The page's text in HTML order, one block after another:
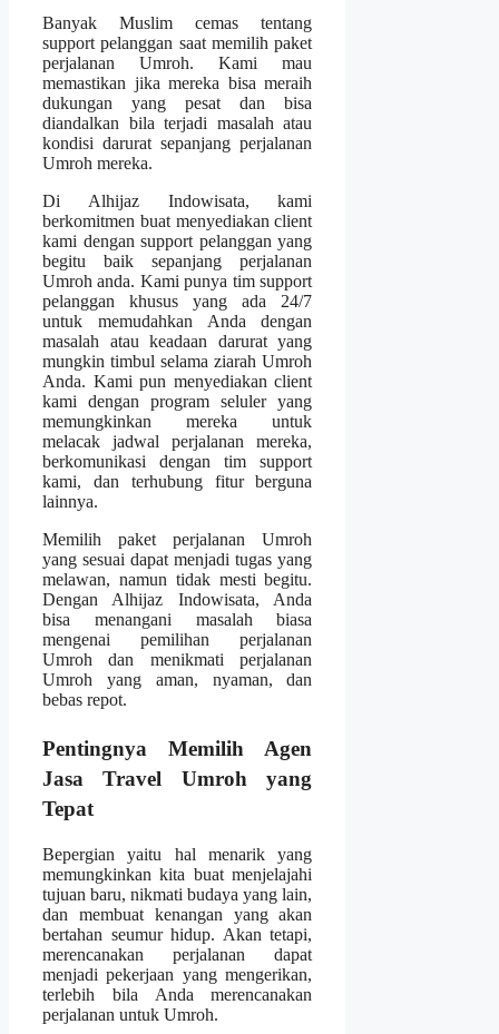
Banyak Muslim cemas tentang
support pelanggan saat memilih paket
perjalanan Umroh. Kami mau
memastikan jika mereka bisa meraih
dukungan yang pesat dan bisa
diandalkan bila terjadi masalah atau
kondisi darurat sepanjang perjalanan
Umroh mereka.
Di Alhijaz Indowisata, kami
berkomitmen buat menyediakan client
kami dengan support pelanggan yang
begitu baik sepanjang perjalanan
Umroh anda. Kami punya tim support
pelanggan khusus yang ada 24/7
untuk memudahkan Anda dengan
masalah atau keadaan darurat yang
mungkin timbul selama ziarah Umroh
Anda. Kami pun menyediakan client
kami dengan program seluler yang
memungkinkan mereka untuk
melacak jadwal perjalanan mereka,
berkomunikasi dengan tim support
kami, dan terhubung fitur berguna
lainnya.
Memilih paket perjalanan Umroh
yang sesuai dapat menjadi tugas yang
melawan, namun tidak mesti begitu.
Dengan Alhijaz Indowisata, Anda
bisa menangani masalah biasa
mengenai pemilihan perjalanan
Umroh dan menikmati perjalanan
Umroh yang aman, nyaman, dan
bebas repot.
Pentingnya Memilih Agen
Jasa Travel Umroh yang
Tepat
Bepergian yaitu hal menarik yang
memungkinkan kita buat menjelajahi
tujuan baru, nikmati budaya yang lain,
dan membuat kenangan yang akan
bertahan seumur hidup. Akan tetapi,
merencanakan perjalanan dapat
menjadi pekerjaan yang mengerikan,
terlebih bila Anda merencanakan
perjalanan untuk Umroh.